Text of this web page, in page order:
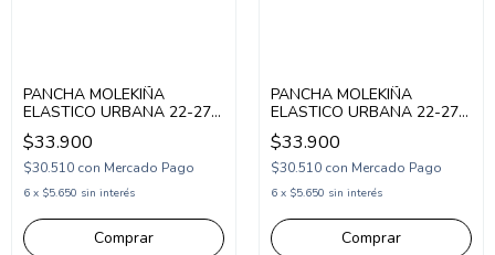
PANCHA MOLEKIÑA
ELASTICO URBANA 22-27
BEIGE (MK1200BE)
$33.900
$30.510 con Mercado Pago
6 x $5.650 sin interés
Comprar
PANCHA MOLEKIÑA
ELASTICO URBANA 22-27
AZUL (MK1200AZ)
$33.900
$30.510 con Mercado Pago
6 x $5.650 sin interés
Comprar